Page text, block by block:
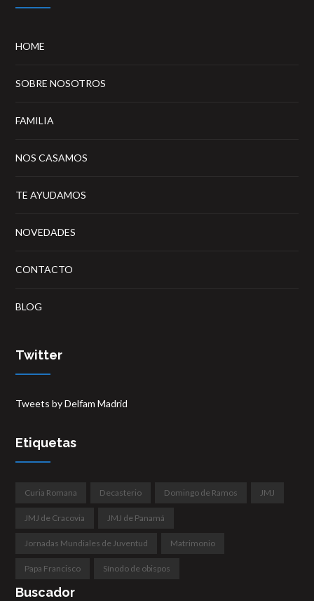
HOME
SOBRE NOSOTROS
FAMILIA
NOS CASAMOS
TE AYUDAMOS
NOVEDADES
CONTACTO
BLOG
Twitter
Tweets by Delfam Madrid
Etiquetas
Curia Romana Decasterio Domingo de Ramos JMJ
JMJ de Cracovia JMJ de Panamá
Jornadas Mundiales de Juventud Matrimonio
Papa Francisco Sínodo de obispos
Buscador